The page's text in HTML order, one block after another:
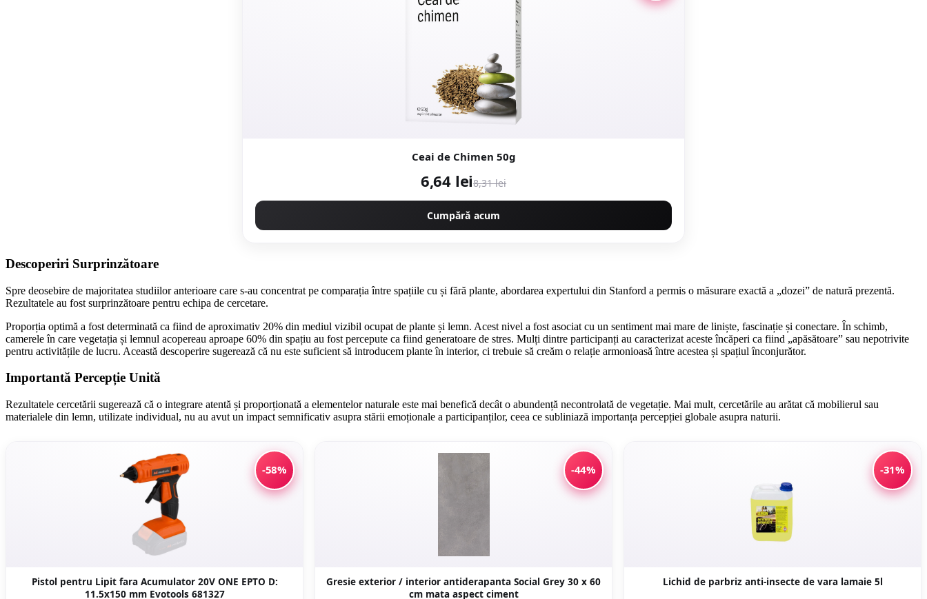
Ceai de Chimen 50g
6,64 lei8,31 lei
Cumpără acum
Descoperiri Surprinzătoare
Spre deosebire de majoritatea studiilor anterioare care s-au concentrat pe comparația între spațiile cu și fără plante, abordarea expertului din Stanford a permis o măsurare exactă a „dozei” de natură prezentă.
Rezultatele au fost surprinzătoare pentru echipa de cercetare.
Proporția optimă a fost determinată ca fiind de aproximativ 20% din mediul vizibil ocupat de plante și lemn. Acest nivel a fost asociat cu un sentiment mai mare de liniște, fascinație și conectare. În schimb,
camerele în care vegetația și lemnul acopereau aproape 60% din spațiu au fost percepute ca fiind generatoare de stres. Mulți dintre participanți au caracterizat aceste încăperi ca fiind „apăsătoare” sau nepotrivite
pentru activitățile de lucru. Această descoperire sugerează că nu este suficient să introducem plante în interior, ci trebuie să creăm o relație armonioasă între acestea și spațiul înconjurător.
Importantă Percepție Unită
Rezultatele cercetării sugerează că o integrare atentă și proporționată a elementelor naturale este mai benefică decât o abundență necontrolată de vegetație. Mai mult, cercetările au arătat că mobilierul sau
materialele din lemn, utilizate individual, nu au avut un impact semnificativ asupra stării emoționale a participanților, ceea ce subliniază importanța percepției globale asupra naturii.
-58%
Pistol pentru Lipit fara Acumulator 20V ONE EPTO D:
11.5x150 mm Evotools 681327
-44%
Gresie exterior / interior antiderapanta Social Grey 30 x 60
cm mata aspect ciment
-31%
Lichid de parbriz anti-insecte de vara lamaie 5l